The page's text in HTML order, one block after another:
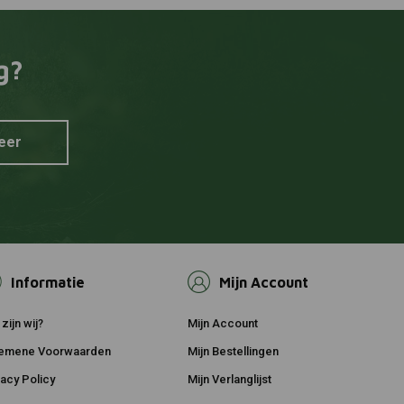
Informatie
zijn wij?
Voorwaarden
Policy
Mijn Account
Mijn Account
Mijn Bestellingen
Mijn Verlanglijst